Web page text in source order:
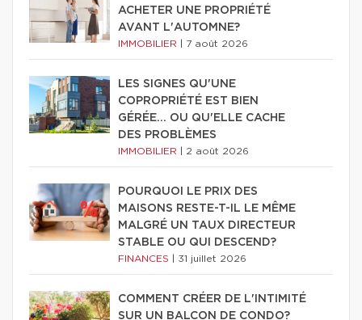
ACHETER UNE PROPRIÉTÉ
AVANT L'AUTOMNE?
IMMOBILIER 7 août 2026
LES SIGNES QU'UNE
COPROPRIÉTÉ EST BIEN
GÉRÉE… OU QU'ELLE CACHE
DES PROBLÈMES
IMMOBILIER 2 août 2026
POURQUOI LE PRIX DES
MAISONS RESTE-T-IL LE MÊME
MALGRÉ UN TAUX DIRECTEUR
STABLE OU QUI DESCEND?
FINANCES 31 juillet 2026
COMMENT CRÉER DE L'INTIMITÉ
SUR UN BALCON DE CONDO?